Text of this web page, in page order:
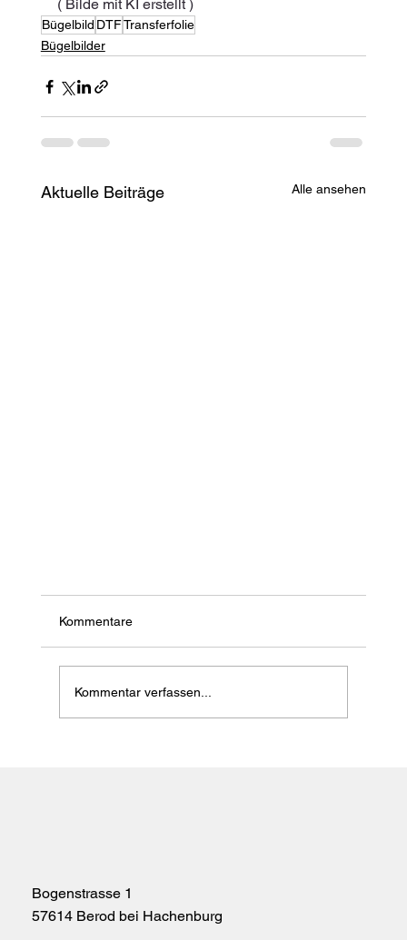
( Bilde mit KI erstellt )
Bügelbild DTFTransferfolie
Bügelbilder
Aktuelle Beiträge Alle ansehen
Kommentare
Kommentar verfassen...
Bogenstrasse 1
57614 Berod bei Hachenburg